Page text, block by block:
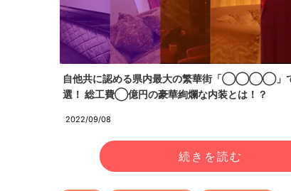
2022/09/08
自他共に認める県内最大の繁華街「◯◯◯◯」
選！ 総工費◯億円の豪華絢爛な内装とは！？
続きを読む